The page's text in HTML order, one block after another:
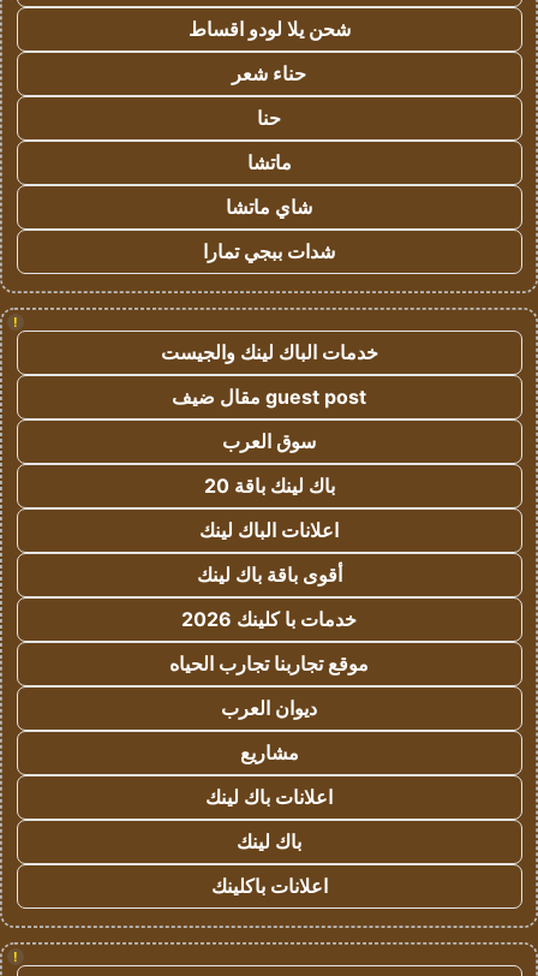
شحن يلا لودو اقساط
حناء شعر
حنا
ماتشا
شاي ماتشا
شدات ببجي تمارا
!
خدمات الباك لينك والجيست
guest post مقال ضيف
سوق العرب
باك لينك باقة 20
اعلانات الباك لينك
أقوى باقة باك لينك
خدمات با كلينك 2026
موقع تجاربنا تجارب الحياه
ديوان العرب
مشاريع
اعلانات باك لينك
باك لينك
اعلانات باكلينك
!